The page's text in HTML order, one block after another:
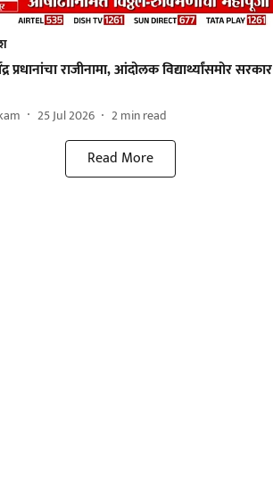
प्रधानांचा राजीनामा, आंदोलक विद्यार्थ्यांसमोर सरकार
25 Jul 2026 2min read
Read More